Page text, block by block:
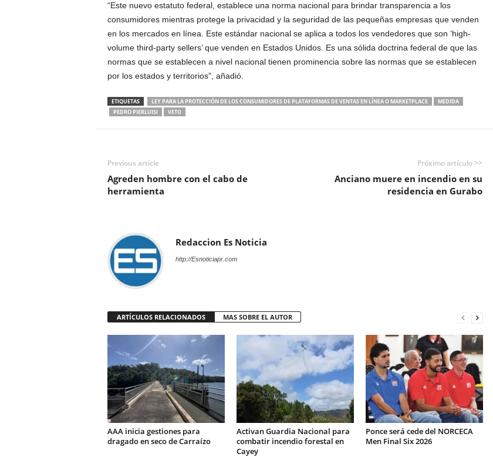
“Este nuevo estatuto federal, establece una norma nacional para brindar transparencia a los
consumidores mientras protege la privacidad y la seguridad de las pequeñas empresas que venden
en los mercados en línea. Este estándar nacional se aplica a todos los vendedores que son ‘high-
volume third-party sellers’ que venden en Estados Unidos. Es una sólida doctrina federal de que las
normas que se establecen a nivel nacional tienen prominencia sobre las normas que se establecen
por los estados y territorios”, añadió.
ETIQUETAS LEY PARA LA PROTECCIÓN DE LOS CONSUMIDORES DE PLATAFORMAS DE VENTAS EN LÍNEA O MARKETPLACE
MEDIDA
PEDRO PIERLUISI
VETO
Previous article
Agreden hombre con el cabo de
herramienta
Próximo artículo >>
Anciano muere en incendio en su
residencia en Gurabo
Redaccion Es Noticia
http://Esnoticiapr.com
ARTÍCULOS RELACIONADOS MAS SOBRE EL AUTOR
AAA inicia gestiones para
dragado en seco de Carraízo
Activan Guardia Nacional para
combatir incendio forestal en
Cayey
Ponce será cede del NORCECA
Men Final Six 2026